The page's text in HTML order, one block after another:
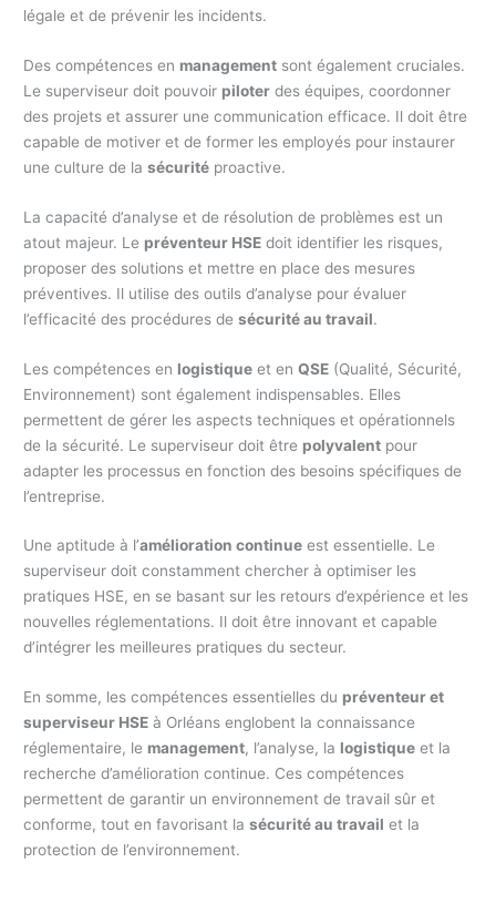
légale et de prévenir les incidents.
Des compétences en management sont également cruciales.
Le superviseur doit pouvoir piloter des équipes, coordonner
des projets et assurer une communication efficace. Il doit être
capable de motiver et de former les employés pour instaurer
une culture de lasécurité proactive.
La capacité d’analyse et de résolution de problèmes est un
atout majeur. Le préventeur HSE doit identifier les risques,
proposer des solutions et mettre en place des mesures
préventives. Il utilise des outils d’analyse pour évaluer
l’efficacité des procédures desécurité au travail.
Les compétences en logistique et enQSE (Qualité, Sécurité,
Environnement) sont également indispensables. Elles
permettent de gérer les aspects techniques et opérationnels
de la sécurité. Le superviseur doit être polyvalent pour
adapter les processus en fonction des besoins spécifiques de
l’entreprise.
Une aptitude à l’amélioration continue est essentielle. Le
superviseur doit constamment chercher à optimiser les
pratiques HSE, en se basant sur les retours d’expérience et les
nouvelles réglementations. Il doit être innovant et capable
d’intégrer les meilleures pratiques du secteur.
En somme, les compétences essentielles du préventeur et
superviseur HSE à Orléans englobent la connaissance
réglementaire, le management, l’analyse, la logistique et la
recherche d’amélioration continue. Ces compétences
permettent de garantir un environnement de travail sûr et
conforme, tout en favorisant lasécurité au travail et la
protection de l’environnement.